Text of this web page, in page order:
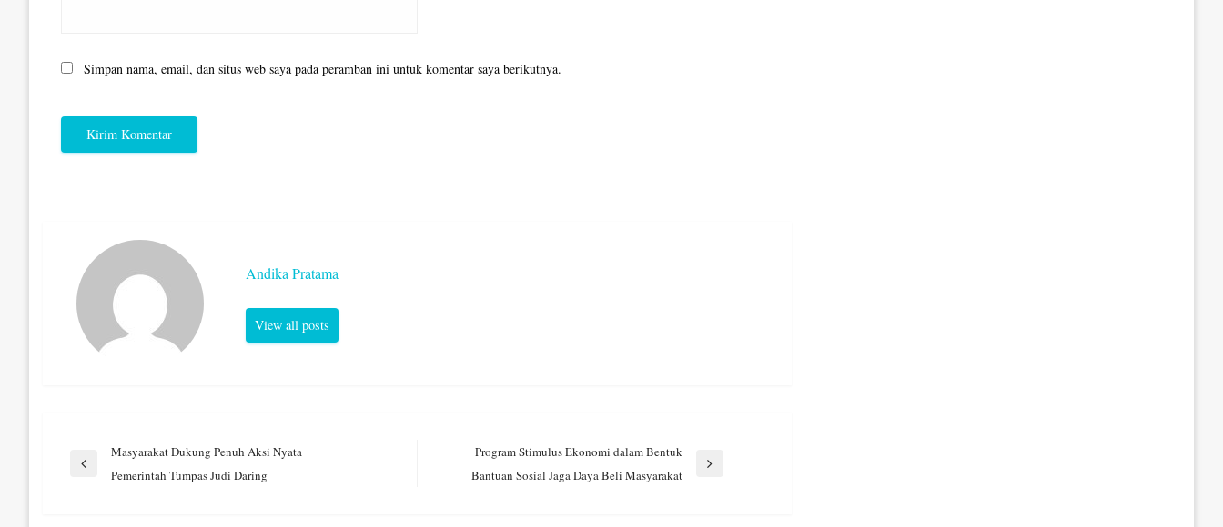
Simpan nama, email, dan situs web saya pada peramban ini untuk komentar saya berikutnya.
Andika Pratama
View all posts
Navigasi
Previous
Masyarakat Dukung Penuh Aksi Nyata
Pemerintah Tumpas Judi Daring
Program Stimulus Ekonomi dalam Bentuk
Bantuan Sosial Jaga Daya Beli Masyarakat